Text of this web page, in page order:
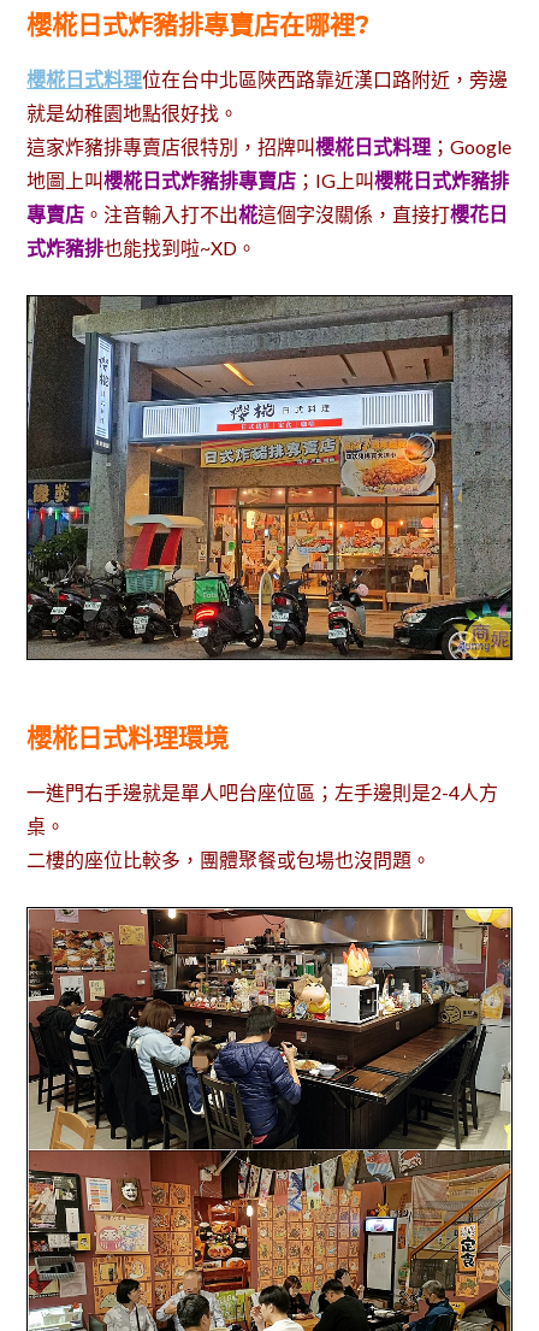
櫻椛日式炸豬排專賣店在哪裡?
櫻椛日式料理位在台中北區陜西路靠近漢口路附近，旁邊
就是幼稚園地點很好找。
這家炸豬排專賣店很特別，招牌叫櫻椛日式料理 ；Google
地圖上叫櫻椛日式炸豬排專賣店 ；IG上叫櫻糀日式炸豬排
專賣店 。注音輸入打不出椛這個字沒關係，直接打櫻花日
式炸豬排也能找到啦~XD。
櫻椛日式料理環境
一進門右手邊就是單人吧台座位區；左手邊則是2-4人方
桌。
二樓的座位比較多，團體聚餐或包場也沒問題。